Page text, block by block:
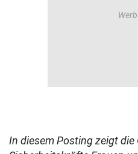
In diesem Posting zeigt